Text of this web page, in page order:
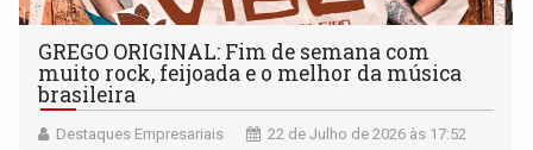
GREGO ORIGINAL: Fim de semana com
muito rock, feijoada e o melhor da música
brasileira
Destaques Empresariais 22 de Julho de 2026 às 17:52